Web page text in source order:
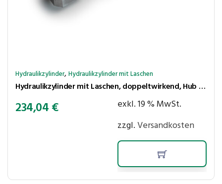
Hydraulikzylinder,Hydraulikzylinder mit Laschen
Hydraulikzylinder mit Laschen, doppeltwirkend, Hub 600 mm, Kolben ⌀50 mm, Stange ⌀30 mm
234,04€
exkl. 19 % MwSt.
zzgl.Versandkosten